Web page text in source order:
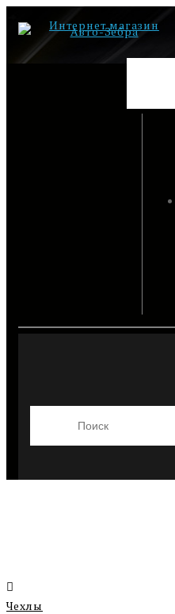
Чехлы